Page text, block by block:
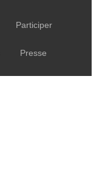
Participer
Presse